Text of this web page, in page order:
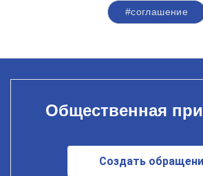
#соглашение
Общественная
Создать